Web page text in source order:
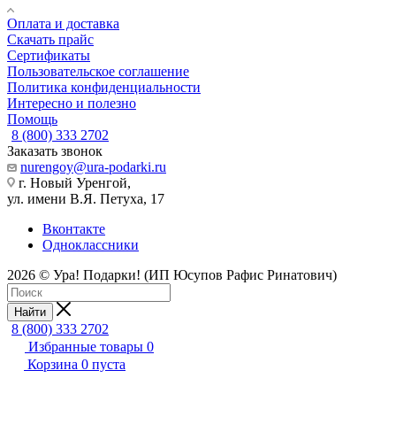
Оплата и доставка
Скачать прайс
Сертификаты
Пользовательское соглашение
Политика конфиденциальности
Интересно и полезно
Помощь
8 (800) 333 2702
Заказать звонок
nurengoy@ura-podarki.ru
г. Новый Уренгой,
ул. имени В.Я. Петуха, 17
Вконтакте
Одноклассники
2026 © Ура! Подарки! (ИП Юсупов Рафис Ринатович)
Найти
8 (800) 333 2702
Избранные товары 0
Корзина 0 пуста